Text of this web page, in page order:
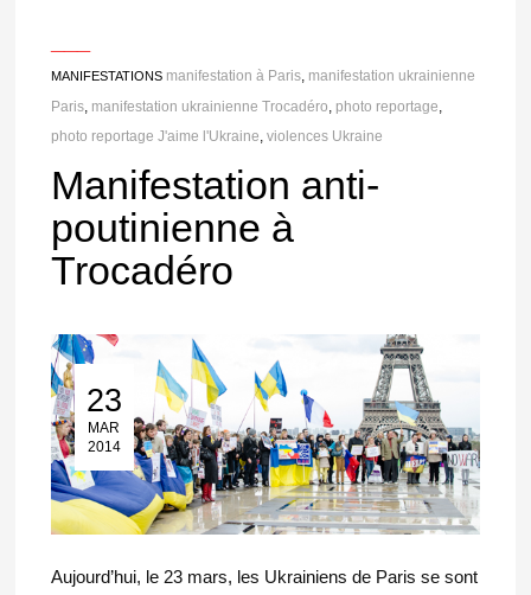
MANIFESTATIONS manifestation à Paris, manifestation ukrainienne
Paris, manifestation ukrainienne Trocadéro photo reportage
photo reportage J'aime l'Ukraine violences Ukraine
Manifestation anti-
poutinienne à
Trocadéro
23
MAR
2014
23 Mar 2014
Aujourd’hui, le 23 mars, les Ukrainiens de Paris se sont